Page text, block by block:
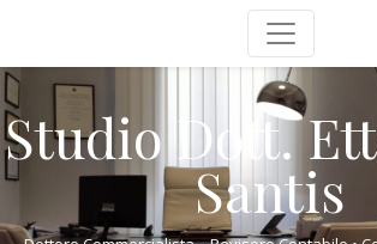
Studio Dott.
Santis